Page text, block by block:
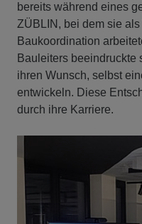
bereits während eines
ZÜBLIN, bei dem sie
Baukoordination
Bauleiters beeindruckte
ihren Wunsch, selbst
entwickeln. Diese
durch ihre Karriere.